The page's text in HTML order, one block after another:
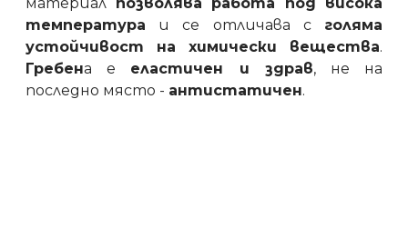
температура и се отличава с голяма
устойчивост на химически вещества.
Гребена е еластичен и здрав, не на
последно място - антистатичен.